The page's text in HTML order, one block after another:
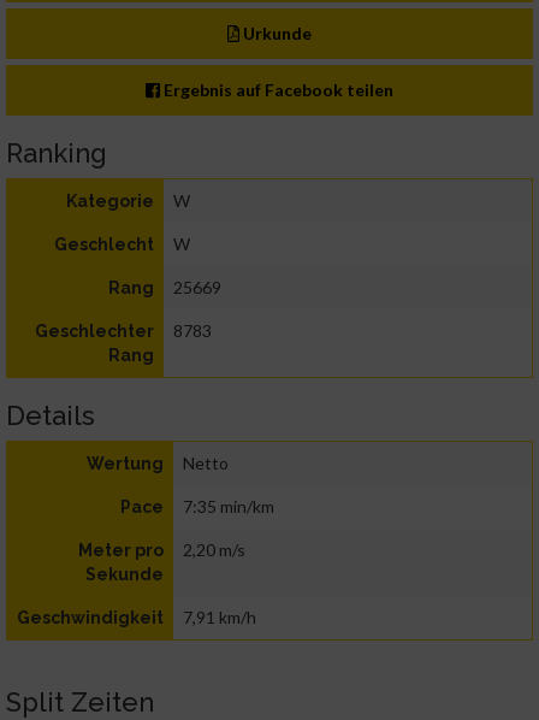
Urkunde
Ergebnis auf Facebook teilen
Ranking
Kategorie W
Geschlecht W
Rang 25669
Geschlechter
Rang
8783
Details
Wertung Netto
Pace 7:35 min/km
Meter pro
Sekunde
2,20 m/s
Geschwindigkeit 7,91 km/h
Split Zeiten